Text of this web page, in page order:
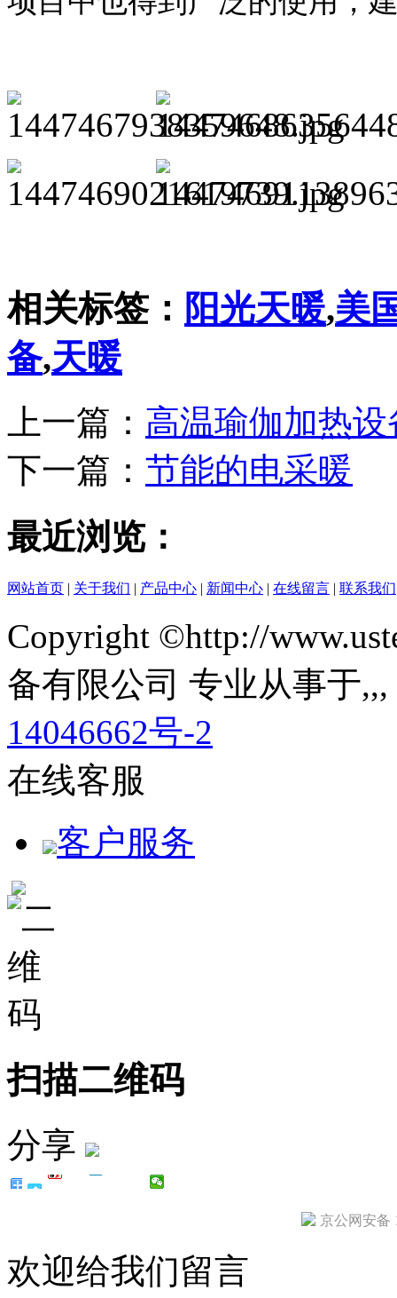
相关标签： 阳光天暖,美
备,天暖
上一篇： 高温瑜伽加热设
下一篇： 节能的电采暖
最近浏览：
网站首页 | 关于我们 | 产品中心 | 新闻中心 | 在线留言 | 联系我们
Copyright ©http://
备有限公司 专业从事于,,
14046662号-2
在线客服
客户服务
扫描二维码
分享
京公网安备
欢迎给我们留言